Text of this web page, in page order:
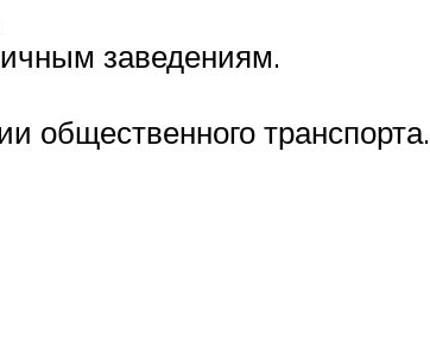
заведениям.
общественного транспорта.